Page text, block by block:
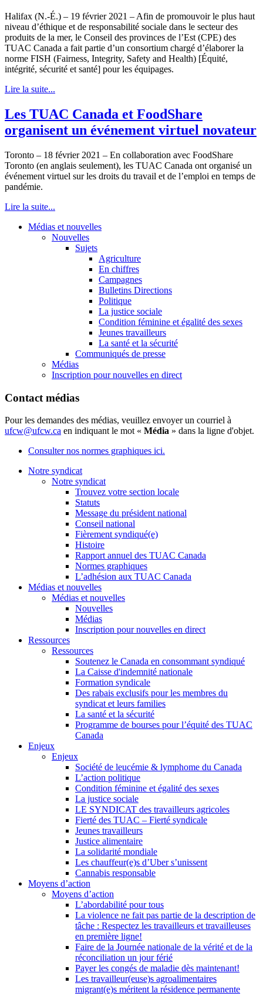
Halifax (N.-É.) – 19 février 2021 – Afin de promouvoir le plus haut
niveau d’éthique et de responsabilité sociale dans le secteur des
produits de la mer, le Conseil des provinces de l’Est (CPE) des
TUAC Canada a fait partie d’un consortium chargé d’élaborer la
norme FISH (Fairness, Integrity, Safety and Health) [Équité,
intégrité, sécurité et santé] pour les équipages.
Lire la suite...
Les TUAC Canada et FoodShare
organisent un événement virtuel novateur
Toronto – 18 février 2021 – En collaboration avec FoodShare
Toronto (en anglais seulement), les TUAC Canada ont organisé un
événement virtuel sur les droits du travail et de l’emploi en temps de
pandémie.
Lire la suite...
Médias et nouvelles
Nouvelles
Sujets
Agriculture
En chiffres
Campagnes
Bulletins Directions
Politique
La justice sociale
Condition féminine et égalité des sexes
Jeunes travailleurs
La santé et la sécurité
Communiqués de presse
Médias
Inscription pour nouvelles en direct
Contact médias
Pour les demandes des médias, veuillez envoyer un courriel à
ufcw@ufcw.ca en indiquant le mot « Média » dans la ligne d'objet.
Consulter nos normes graphiques ici.
Notre syndicat
Notre syndicat
Trouvez votre section locale
Statuts
Message du président national
Conseil national
Fièrement syndiqué(e)
Histoire
Rapport annuel des TUAC Canada
Normes graphiques
L’adhésion aux TUAC Canada
Médias et nouvelles
Médias et nouvelles
Nouvelles
Médias
Inscription pour nouvelles en direct
Ressources
Ressources
Soutenez le Canada en consommant syndiqué
La Caisse d'indemnité nationale
Formation syndicale
Des rabais exclusifs pour les membres du
syndicat et leurs families
La santé et la sécurité
Programme de bourses pour l’équité des TUAC
Canada
Enjeux
Enjeux
Société de leucémie & lymphome du Canada
L’action politique
Condition féminine et égalité des sexes
La justice sociale
LE SYNDICAT des travailleurs agricoles
Fierté des TUAC – Fierté syndicale
Jeunes travailleurs
Justice alimentaire
La solidarité mondiale
Les chauffeur(e)s d’Uber s’unissent
Cannabis responsable
Moyens d’action
Moyens d’action
L’abordabilité pour tous
La violence ne fait pas partie de la description de
tâche : Respectez les travailleurs et travailleuses
en première ligne!
Faire de la Journée nationale de la vérité et de la
réconciliation un jour férié
Payer les congés de maladie dès maintenant!
Les travailleur(euse)s agroalimentaires
migrant(e)s méritent la résidence permanente